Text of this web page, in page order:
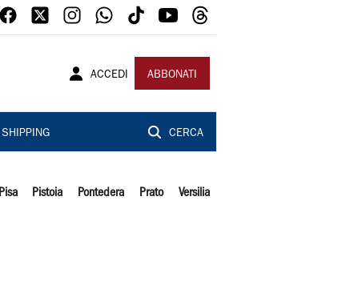
ACCEDI ABBONATI
SHIPPING CERCA
Pisa Pistoia Pontedera Prato Versilia